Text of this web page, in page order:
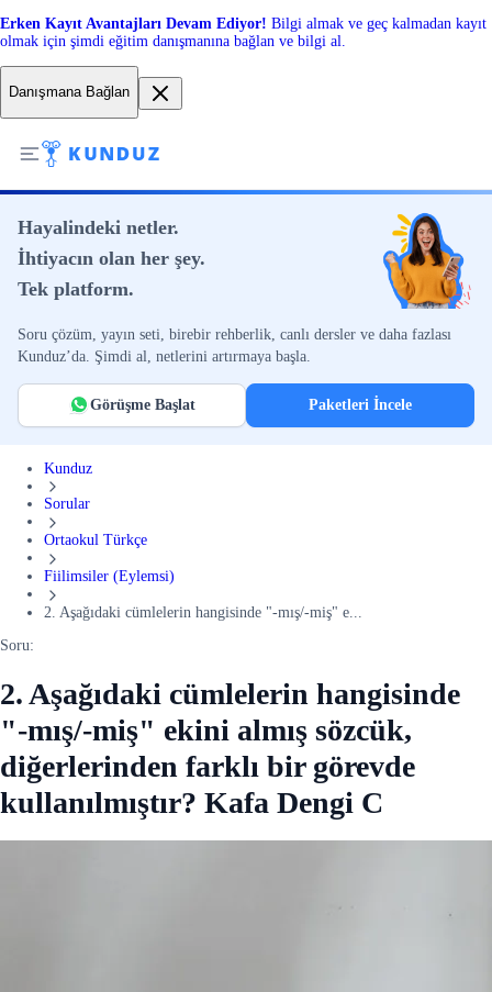
Erken Kayıt Avantajları Devam Ediyor! Bilgi almak ve geç kalmadan kayıt
olmak için şimdi eğitim danışmanına bağlan ve bilgi al.
Danışmana Bağlan
Hayalindeki netler.
İhtiyacın olan her şey.
Tek platform.
Soru çözüm, yayın seti, birebir rehberlik, canlı dersler ve daha fazlası
Kunduz’da. Şimdi al, netlerini artırmaya başla.
Görüşme Başlat Paketleri İncele
Kunduz
Sorular
Ortaokul Türkçe
Fiilimsiler (Eylemsi)
2. Aşağıdaki cümlelerin hangisinde "-mış/-miş" e...
Soru:
2. Aşağıdaki cümlelerin hangisinde
"-mış/-miş" ekini almış sözcük,
diğerlerinden farklı bir görevde
kullanılmıştır? Kafa Dengi C